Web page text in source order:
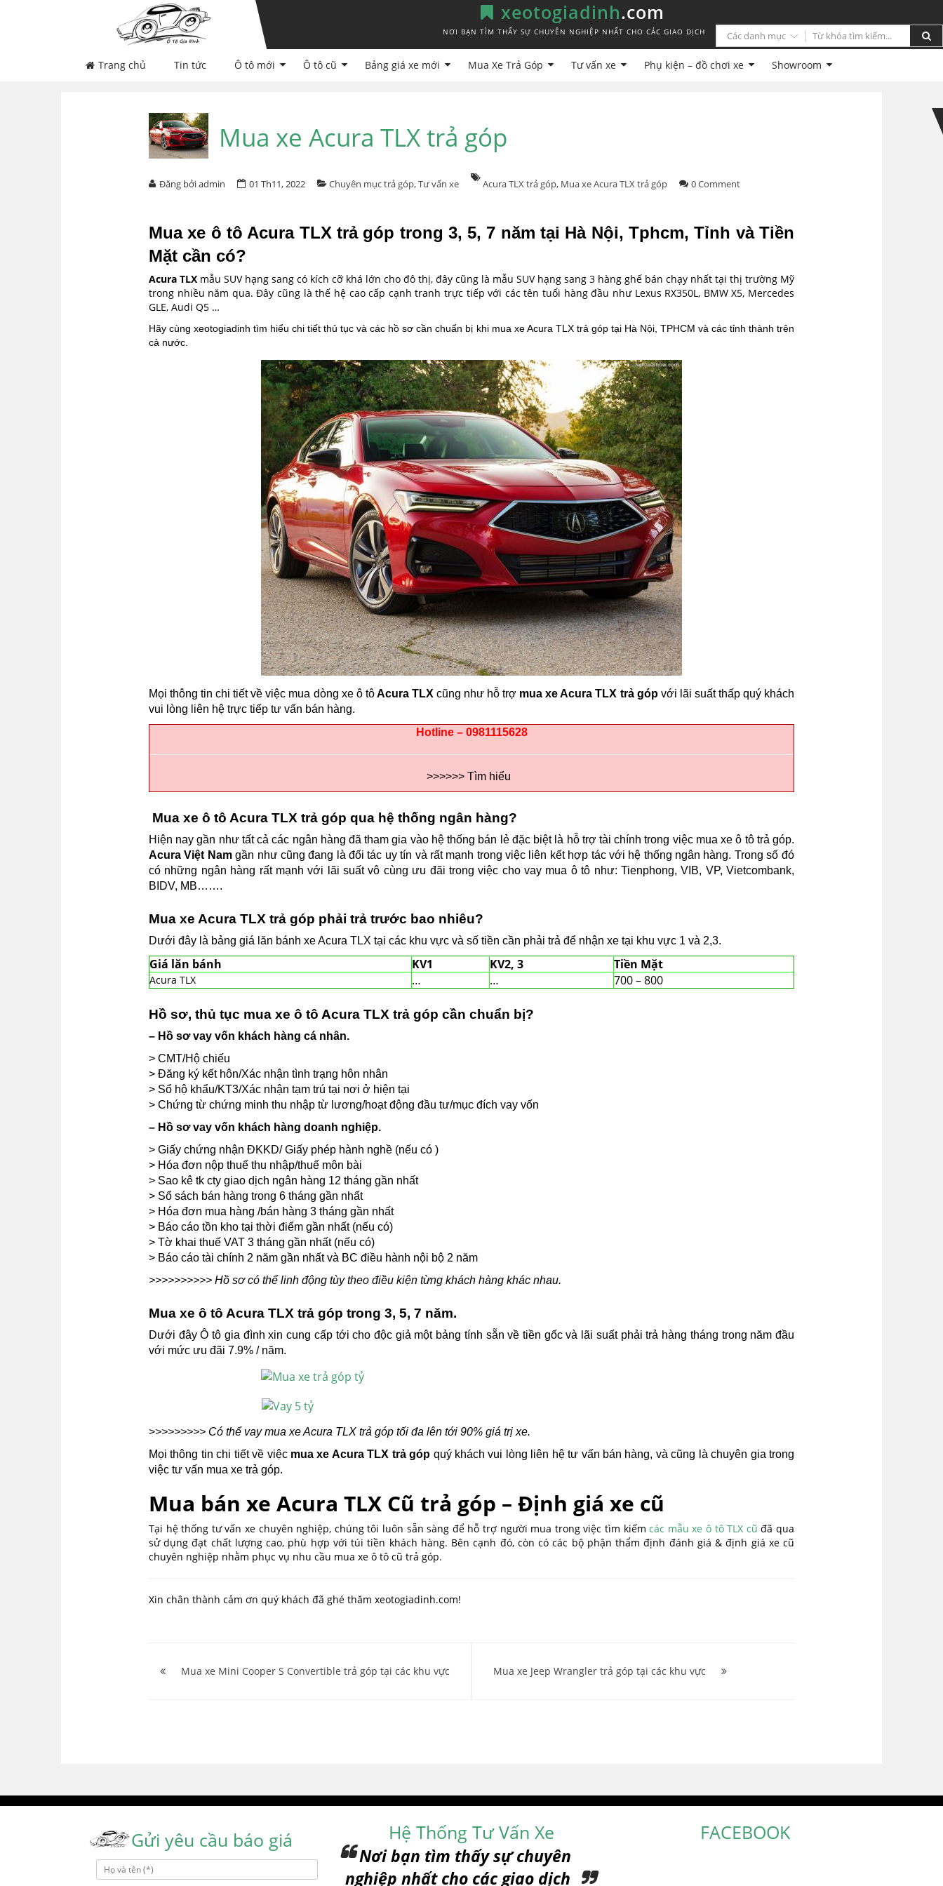
xeotogiadinh.com
NƠI BẠN TÌM THẤY SỰ CHUYÊN NGHIỆP NHẤT CHO CÁC GIAO DỊCH
Trang chủ Tin tức Ô tô mới Ô tô cũ Bảng giá xe mới Mua Xe Trả Góp Tư vấn xe Phụ kiện – đồ chơi xe Showroom
Mua xe Acura TLX trả góp
Đăng bởi admin 01 Th11, 2022 Chuyên mục trả góp,Tư vấn xe Acura TLX trả góp, Mua xe Acura TLX trả góp 0 Comment
Mua xe ô tô Acura TLX trả góp trong 3, 5, 7 năm tại Hà Nội, Tphcm, Tỉnh và Tiền
Mặt cần có?
Acura TLX mẫu SUV hạng sang có kích cỡ khá lớn cho đô thị, đây cũng là mẫu SUV hạng sang 3 hàng ghế bán chạy nhất tại thị trường Mỹ
trong nhiều năm qua. Đây cũng là thế hệ cao cấp cạnh tranh trực tiếp với các tên tuổi hàng đầu như Lexus RX350L, BMW X5, Mercedes
GLE, Audi Q5 …
Hãy cùng xeotogiadinh tìm hiểu chi tiết thủ tục và các hồ sơ cần chuẩn bị khi mua xe Acura TLX trả góp tại Hà Nội, TPHCM và các tỉnh thành trên
cả nước.
Mọi thông tin chi tiết về việc mua dòng xe ô tôAcura TLX cũng như hỗ trợ mua xe Acura TLX trả gópvới lãi suất thấp quý khách
vui lòng liên hệ trực tiếp tư vấn bán hàng.
Hotline – 0981115628
>>>>>> Tìm hiểu
Mua xe ô tô Acura TLX trả góp qua hệ thống ngân hàng?
Hiện nay gần như tất cả các ngân hàng đã tham gia vào hệ thống bán lẻ đặc biệt là hỗ trợ tài chính trong việc mua xe ô tô trả góp.
Acura Việt Namgần như cũng đang là đối tác uy tín và rất mạnh trong việc liên kết hợp tác với hệ thống ngân hàng. Trong số đó
có những ngân hàng rất mạnh với lãi suất vô cùng ưu đãi trong việc cho vay mua ô tô như: Tienphong, VIB, VP, Vietcombank,
BIDV, MB…….
Mua xe Acura TLX trả góp phải trả trước bao nhiêu?
Dưới đây là bảng giá lăn bánh xe Acura TLX tại các khu vực và số tiền cần phải trả để nhận xe tại khu vực 1 và 2,3.
Giá lăn bánh KV1 KV2, 3 Tiền Mặt
Acura TLX … … 700 – 800
Hồ sơ, thủ tục mua xe ô tô Acura TLX trả góp cần chuẩn bị?
– Hồ sơ vay vốn khách hàng cá nhân.
> CMT/Hộ chiếu
> Đăng ký kết hôn/Xác nhận tình trạng hôn nhân
> Sổ hộ khẩu/KT3/Xác nhận tạm trú tại nơi ở hiện tại
> Chứng từ chứng minh thu nhập từ lương/hoạt động đầu tư/mục đích vay vốn
– Hồ sơ vay vốn khách hàng doanh nghiệp.
> Giấy chứng nhận ĐKKD/ Giấy phép hành nghề (nếu có )
> Hóa đơn nộp thuế thu nhập/thuế môn bài
> Sao kê tk cty giao dịch ngân hàng 12 tháng gần nhất
> Sổ sách bán hàng trong 6 tháng gần nhất
> Hóa đơn mua hàng /bán hàng 3 tháng gần nhất
> Báo cáo tồn kho tại thời điểm gần nhất (nếu có)
> Tờ khai thuế VAT 3 tháng gần nhất (nếu có)
> Báo cáo tài chính 2 năm gần nhất và BC điều hành nội bộ 2 năm
>>>>>>>>>> Hồ sơ có thể linh động tùy theo điều kiện từng khách hàng khác nhau.
Mua xe ô tô Acura TLX trả góp trong 3, 5, 7 năm.
Dưới đây Ô tô gia đình xin cung cấp tới cho độc giả một bảng tính sẵn về tiền gốc và lãi suất phải trả hàng tháng trong năm đầu
với mức ưu đãi 7.9% / năm.
>>>>>>>>> Có thể vay mua xe Acura TLX trả góp tối đa lên tới 90% giá trị xe.
Mọi thông tin chi tiết về việc mua xe Acura TLX trả góp quý khách vui lòng liên hệ tư vấn bán hàng, và cũng là chuyên gia trong
việc tư vấn mua xe trả góp.
Mua bán xe Acura TLX Cũ trả góp – Định giá xe cũ
Tại hệ thống tư vấn xe chuyên nghiệp, chúng tôi luôn sẵn sàng để hỗ trợ người mua trong việc tìm kiếmcác mẫu xe ô tô TLX cũ đã qua
sử dụng đạt chất lượng cao, phù hợp với túi tiền khách hàng. Bên cạnh đó, còn có các bộ phận thẩm định đánh giá & định giá xe cũ
chuyên nghiệp nhằm phục vụ nhu cầu mua xe ô tô cũ trả góp.
Xin chân thành cảm ơn quý khách đã ghé thăm xeotogiadinh.com!
hướng
Mua xe Mini Cooper S Convertible trả góp tại các khu vực Mua xe Jeep Wrangler trả góp tại các khu vực
Gửi yêu cầu báo giá Hệ Thống Tư Vấn Xe
Nơi bạn tìm thấy sự chuyên
nghiệp nhất cho các giao dịch
FACEBOOK